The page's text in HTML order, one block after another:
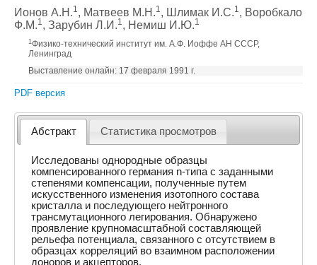
Ионов А.Н.1, Матвеев М.Н.1, Шлимак И.С.1, Воробкало
Ф.М.1, Зарубин Л.И.1, Немиш И.Ю.1
1 Физико-технический институт им. А.Ф. Иоффе АН СССР,
Ленинград
Выставление онлайн: 17 февраля 1991 г.
PDF версия
Абстракт Статистика просмотров
Исследованы однородные образцы
компенсированного германия n-типа с заданными
степенями компенсации, полученные путем
искусственного изменения изотопного состава
кристалла и последующего нейтронного
трансмутационного легирования. Обнаружено
проявление крупномасштабной составляющей
рельефа потенциала, связанного с отсутствием в
образцах корреляций во взаимном расположении
доноров и акцепторов.